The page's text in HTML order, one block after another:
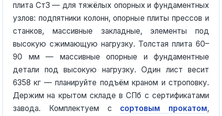
плита Ст3 — для тяжёлых опорных и фундаментных
узлов: подпятники колонн, опорные плиты прессов и
станков, массивные закладные, элементы под
высокую сжимающую нагрузку. Толстая плита 60–
90 мм — массивные опорные и фундаментные
детали под высокую нагрузку. Один лист весит
6358 кг — планируйте подъём краном и строповку.
Держим на крытом складе в СПб с сертификатами
завода. Комплектуем с сортовым прокатом,